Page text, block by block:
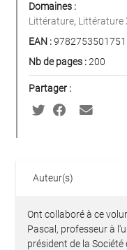
Domaines :
Littérature, Littérature
EAN :9782753501751
Nb de pages :200
Partager :
Auteur(s)
Ont collaboré à ce
Pascal, professeur à
président de la